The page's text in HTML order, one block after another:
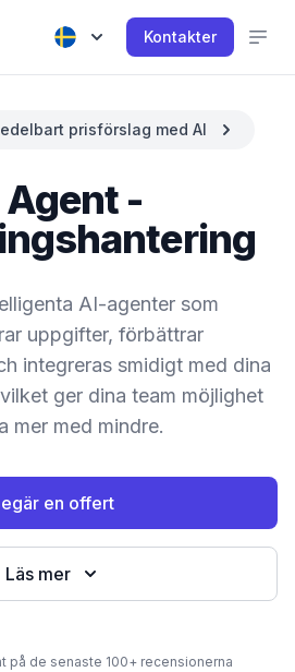
Kontakter
prisförslag med AI
-
AI-agenter som
uppgifter, förbättrar
integreras smidigt med dina
ger dina team möjlighet
mer med mindre.
en offert
Läs mer
på de senaste 100+ recensionerna